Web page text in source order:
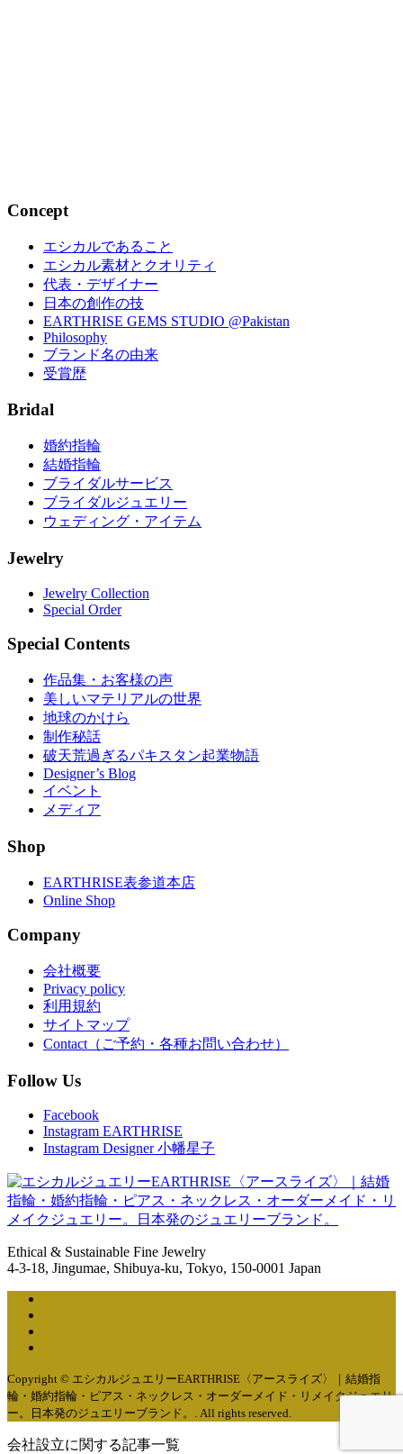
Concept
エシカルであること
エシカル素材とクオリティ
代表・デザイナー
日本の創作の技
EARTHRISE GEMS STUDIO @Pakistan
Philosophy
ブランド名の由来
受賞歴
Bridal
婚約指輪
結婚指輪
ブライダルサービス
ブライダルジュエリー
ウェディング・アイテム
Jewelry
Jewelry Collection
Special Order
Special Contents
作品集・お客様の声
美しいマテリアルの世界
地球のかけら
制作秘話
破天荒過ぎるパキスタン起業物語
Designer’s Blog
イベント
メディア
Shop
EARTHRISE表参道本店
Online Shop
Company
会社概要
Privacy policy
利用規約
サイトマップ
Contact（ご予約・各種お問い合わせ）
Follow Us
Facebook
Instagram EARTHRISE
Instagram Designer 小幡星子
Ethical & Sustainable Fine Jewelry
4-3-18, Jingumae, Shibuya-ku, Tokyo, 150-0001 Japan
Copyright © エシカルジュエリーEARTHRISE〈アースライズ〉｜結婚指
輪・婚約指輪・ピアス・ネックレス・オーダーメイド・リメイクジュエリ
ー。日本発のジュエリーブランド。. All rights reserved.
会社設立に関する記事一覧